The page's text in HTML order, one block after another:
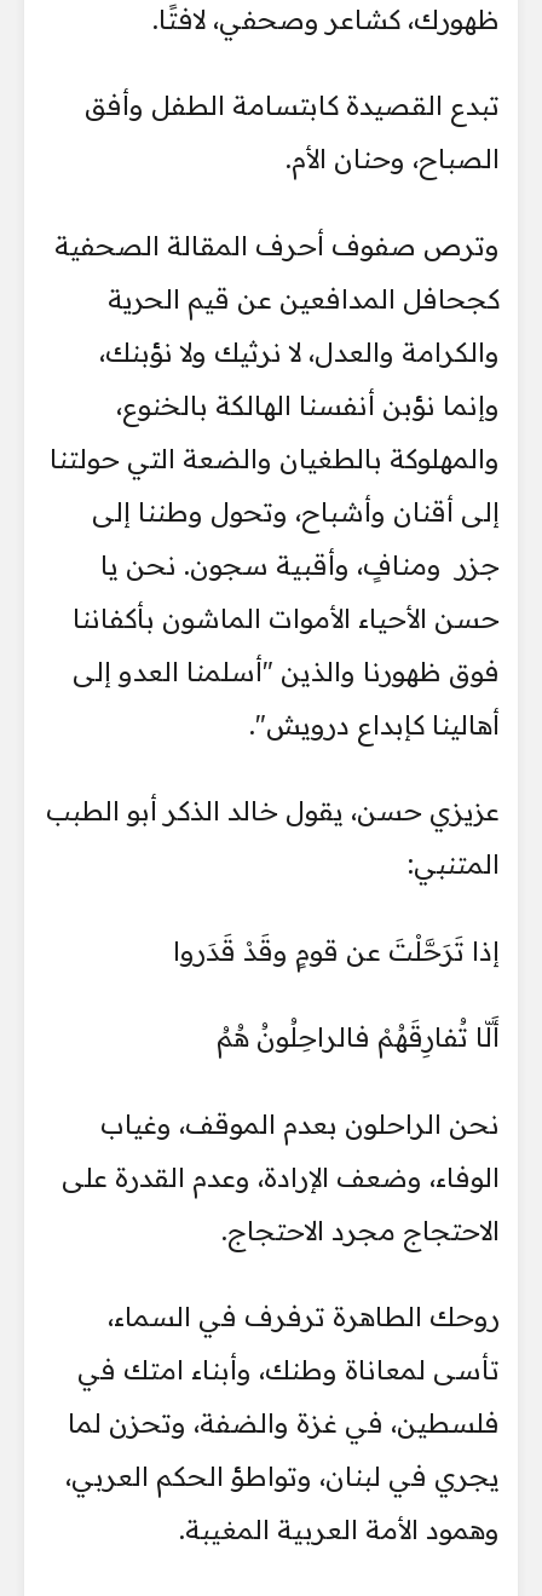
ظهورك، كشاعر وصحفي، لافتًا.
تبدع القصيدة كابتسامة الطفل وأفق
الصباح، وحنان الأم.
وترص صفوف أحرف المقالة الصحفية
كجحافل المدافعين عن قيم الحرية
والكرامة والعدل، لا نرثيك ولا نؤبنك،
وإنما نؤبن أنفسنا الهالكة بالخنوع،
والمهلوكة بالطغيان والضعة التي حولتنا
إلى أقنان وأشباح، وتحول وطننا إلى
جزر ومنافٍ، وأقبية سجون. نحن يا
حسن الأحياء الأموات الماشون بأكفاننا
فوق ظهورنا والذين "أسلمنا العدو إلى
أهالينا كإبداع درويش".
عزيزي حسن، يقول خالد الذكر أبو الطبب
المتنبي:
إذا تَرَحَّلْتَ عن قومٍ وقَدْ قَدَروا
أَلّا تُفارِقَهُمْ فالراحِلُونُ هُمُ
نحن الراحلون بعدم الموقف، وغياب
الوفاء، وضعف الإرادة، وعدم القدرة على
الاحتجاج مجرد الاحتجاج.
روحك الطاهرة ترفرف في السماء،
تأسى لمعاناة وطنك، وأبناء امتك في
فلسطين، في غزة والضفة، وتحزن لما
يجري في لبنان، وتواطؤ الحكم العربي،
وهمود الأمة العربية المغيبة.